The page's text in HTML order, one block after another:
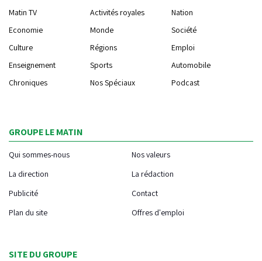
Matin TV Activités royales
Nation
Economie
Monde
Société
Culture
Régions
Emploi
Enseignement
Sports
Automobile
Chroniques
Nos Spéciaux Podcast
GROUPE LE MATIN
Qui sommes-nous
Nos valeurs
La direction
La rédaction
Publicité
Contact
Plan du site
Offres d'emploi
SITE DU GROUPE